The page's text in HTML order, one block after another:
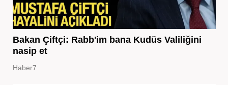
Bakan Çiftçi: Rabb'im bana Kudüs Valiliğini
nasip et
Haber7